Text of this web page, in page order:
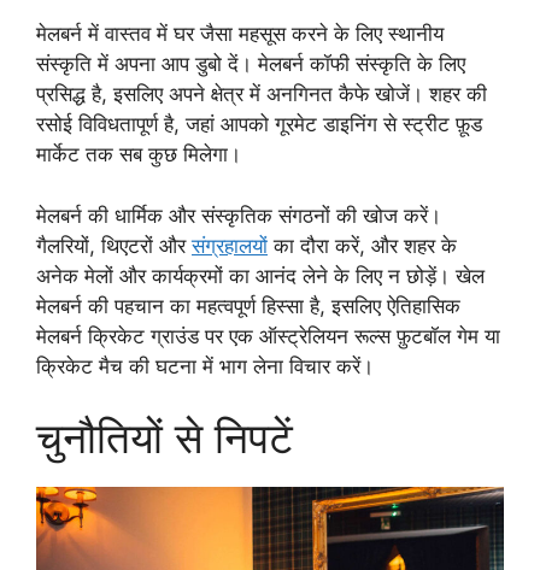
मेलबर्न में वास्तव में घर जैसा महसूस करने के लिए स्थानीय
संस्कृति में अपना आप डुबो दें। मेलबर्न कॉफी संस्कृति के लिए
प्रसिद्ध है, इसलिए अपने क्षेत्र में अनगिनत कैफे खोजें। शहर की
रसोई विविधतापूर्ण है, जहां आपको गूरमेट डाइनिंग से स्ट्रीट फ़ूड
मार्केट तक सब कुछ मिलेगा।
मेलबर्न की धार्मिक और संस्कृतिक संगठनों की खोज करें।
गैलरियों, थिएटरों औरसंग्रहालयों का दौरा करें, और शहर के
अनेक मेलों और कार्यक्रमों का आनंद लेने के लिए न छोड़ें। खेल
मेलबर्न की पहचान का महत्वपूर्ण हिस्सा है, इसलिए ऐतिहासिक
मेलबर्न क्रिकेट ग्राउंड पर एक ऑस्ट्रेलियन रूल्स फ़ुटबॉल गेम या
क्रिकेट मैच की घटना में भाग लेना विचार करें।
चुनौतियों से निपटें